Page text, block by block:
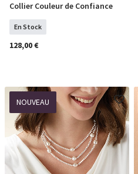
COMMANDER
Collier Couleur de Confiance
En Stock
128,00 €
NOUVEAU